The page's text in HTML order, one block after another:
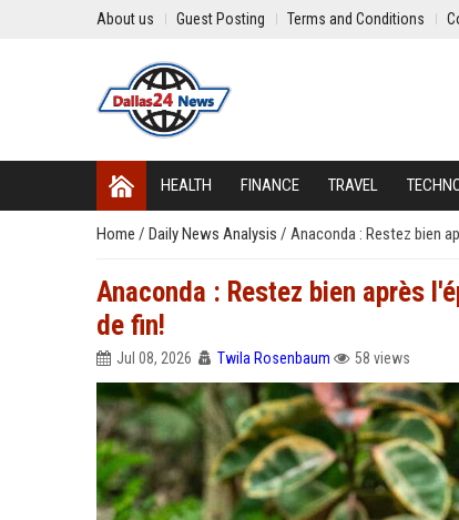
About us Guest Posting Terms and Conditions
HEALTH FINANCE TRAVEL
Home / Daily News Analysis / Anaconda : Restez bien
Anaconda : Restez bien après
de fin!
Jul 08, 2026 Twila Rosenbaum 58 views